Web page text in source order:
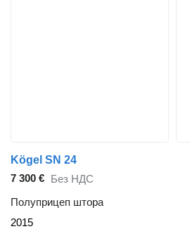
Kögel SN 24
7 300 € Без НДС
Полуприцеп штора
2015